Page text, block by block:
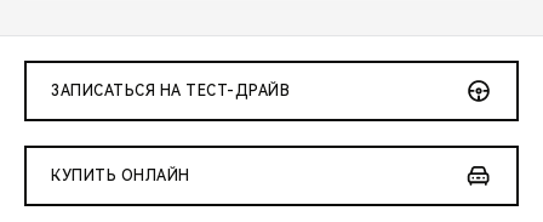
ЗАПИСАТЬСЯ НА ТЕСТ-ДРАЙВ
КУПИТЬ ОНЛАЙН